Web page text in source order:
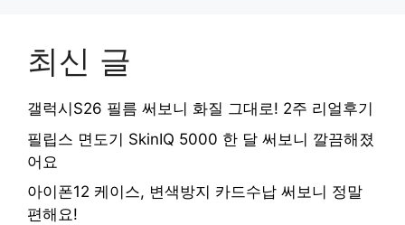
최신 글
갤럭시S26 필름 써보니 화질 그대로! 2주 리얼후기
필립스 면도기 SkinIQ 5000 한 달 써보니 깔끔해졌
어요
아이폰12 케이스, 변색방지 카드수납 써보니 정말
편해요!